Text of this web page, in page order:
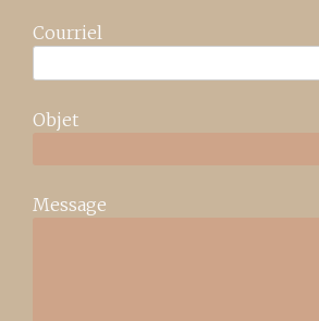
Courriel
Objet
Message